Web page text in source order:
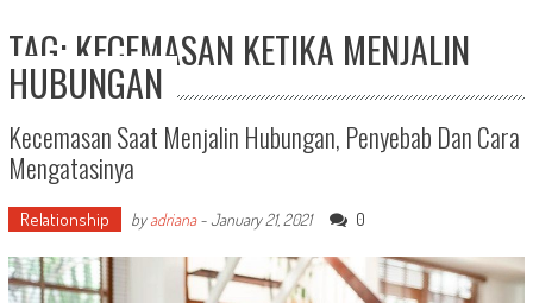
TAG: KECEMASAN KETIKA MENJALIN
HUBUNGAN
Kecemasan Saat Menjalin Hubungan, Penyebab Dan Cara
Mengatasinya
Relationship byadriana-January 21, 2021 0